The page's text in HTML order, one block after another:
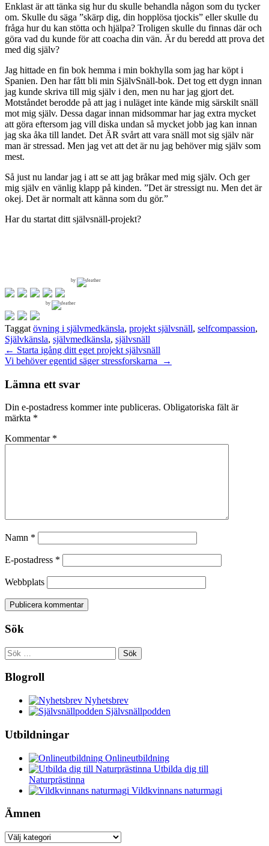
Enklast är att tänka sig hur du skulle behandla någon som du tycker
om. Skulle du säga ”skärp dig, din hopplösa tjockis” eller skulle du
fråga hur du kan stötta och hjälpa? Troligen skulle du finnas där och
göra vad du kunde för att coacha din vän. Är du beredd att prova det
med dig själv?
Jag hittade en fin bok hemma i min bokhylla som jag har köpt i
Spanien. Den har fått bli min SjälvSnäll-bok. Det tog ett dygn innan
jag kunde skriva till mig själv i den, men nu har jag gjort det.
Motståndet berodde på att jag i nuläget inte kände mig särskilt snäll
mot mig själv. Dessa dagar innan midsommar har jag extra mycket
att göra eftersom jag vill diska undan så mycket jobb jag kan innan
jag ska åka till landet. Det ÄR svårt att vara snäll mot sig själv när
man är stressad. Men jag vet att det är nu jag behöver mig själv som
mest.
Så just nu landar jag i att se att jag bråkar med mig själv. Och ger
mig själv en vänlig klapp på kinden. ”Det är stressigt nu. Men det är
okej. Det är normalt att känna som du gör.”
Har du startat ditt självsnäll-projekt?
by
by
Taggat övning i självmedkänsla, projekt självsnäll, selfcompassion,
Självkänsla, självmedkänsla, självsnäll
Inläggsnavigering
← Starta igång ditt eget projekt självsnäll
Vi behöver egentid säger stressforskarna
→
Lämna ett svar
Din e-postadress kommer inte publiceras. Obligatoriska fält är
märkta *
Kommentar *
Namn *
E-postadress *
Webbplats
Sök
Sök
efter:
Blogroll
Nyhetsbrev
Självsnällpodden
Utbildningar
Onlineutbildning
Utbilda dig till
Naturprästinna
Vildkvinnans naturmagi
Ämnen
Ämnen